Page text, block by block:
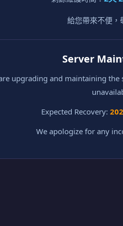
給您帶來不便，
Server
upgrading and maintaining the
Expected Recovery:
We apologize for any